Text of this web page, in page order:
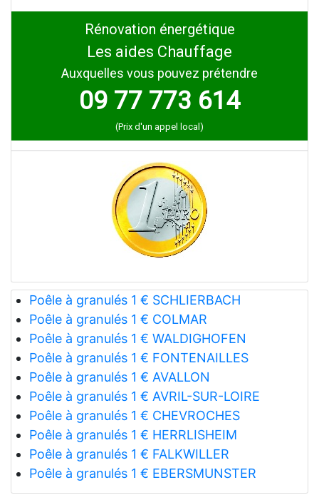
Rénovation énergétique
Les aides Chauffage
Auxquelles vous pouvez prétendre
09 77 773 614
(Prix d'un appel local)
Poêle à granulés 1 € SCHLIERBACH
Poêle à granulés 1 € COLMAR
Poêle à granulés 1 € WALDIGHOFEN
Poêle à granulés 1 € FONTENAILLES
Poêle à granulés 1 € AVALLON
Poêle à granulés 1 € AVRIL-SUR-LOIRE
Poêle à granulés 1 € CHEVROCHES
Poêle à granulés 1 € HERRLISHEIM
Poêle à granulés 1 € FALKWILLER
Poêle à granulés 1 € EBERSMUNSTER